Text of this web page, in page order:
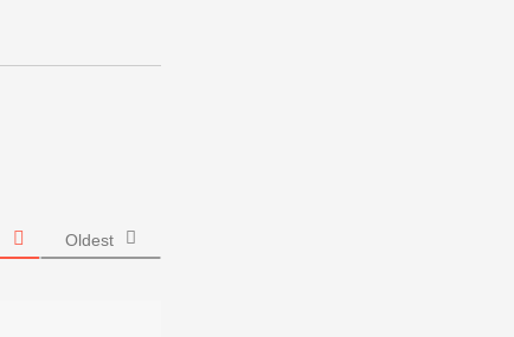
Oldest